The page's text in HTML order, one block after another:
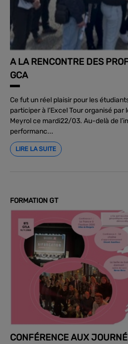
A LA RENCONTRE DES
GCA
Ce fut un réel plaisir pour les
participer à l’Excel Tour organisé par
Meyrol ce mardi22/03. Au-delà de
performanc...
LIRE LA SUITE
FORMATION GT
CONFÉRENCE AUX